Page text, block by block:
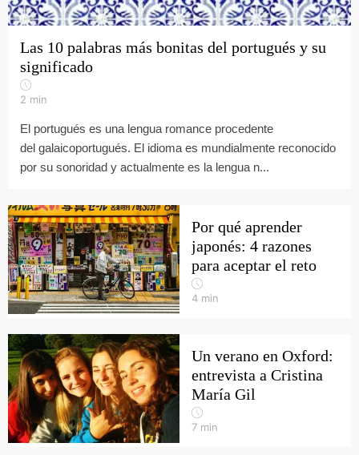
Las 10 palabras más bonitas del portugués y su
significado
2 min
El portugués es una lengua romance procedente
del galaicoportugués. El idioma es mundialmente reconocido
por su sonoridad y actualmente es la lengua n...
Por qué aprender
japonés: 4 razones
para aceptar el reto
4 min
Un verano en Oxford:
entrevista a Cristina
María Gil
7 min